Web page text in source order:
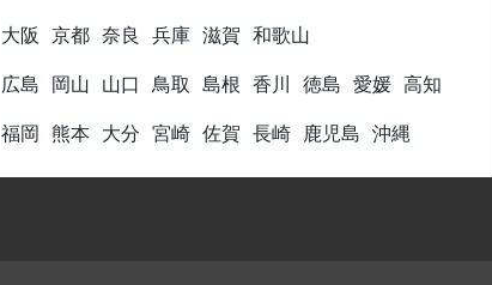
大阪 京都 奈良 兵庫 滋賀 和歌山
広島 岡山 山口 鳥取 島根 香川 徳島 愛媛 高知
福岡 熊本 大分 宮崎 佐賀 長崎 鹿児島 沖縄